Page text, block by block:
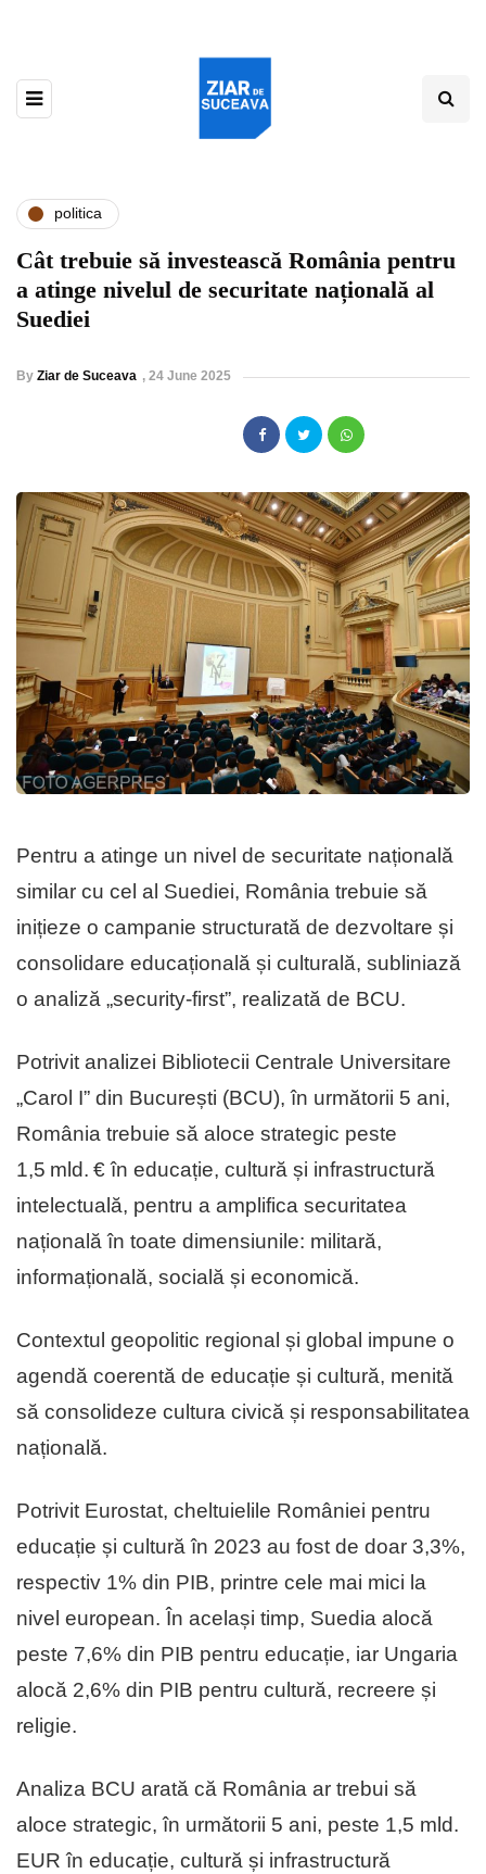
politica
Cât trebuie să investească România pentru
a atinge nivelul de securitate națională al
Suediei
By Ziar de Suceava , 24 June 2025
Pentru a atinge un nivel de securitate națională
similar cu cel al Suediei, România trebuie să
inițieze o campanie structurată de dezvoltare și
consolidare educațională și culturală, subliniază
o analiză „security-first”, realizată de BCU.
Potrivit analizei Bibliotecii Centrale Universitare
„Carol I” din București (BCU), în următorii 5 ani,
România trebuie să aloce strategic peste
1,5 mld. € în educație, cultură și infrastructură
intelectuală, pentru a amplifica securitatea
națională în toate dimensiunile: militară,
informațională, socială și economică.
Contextul geopolitic regional și global impune o
agendă coerentă de educație și cultură, menită
să consolideze cultura civică și responsabilitatea
națională.
Potrivit Eurostat, cheltuielile României pentru
educație și cultură în 2023 au fost de doar 3,3%,
respectiv 1% din PIB, printre cele mai mici la
nivel european. În același timp, Suedia alocă
peste 7,6% din PIB pentru educație, iar Ungaria
alocă 2,6% din PIB pentru cultură, recreere și
religie.
Analiza BCU arată că România ar trebui să
aloce strategic, în următorii 5 ani, peste 1,5 mld.
EUR în educație, cultură și infrastructură